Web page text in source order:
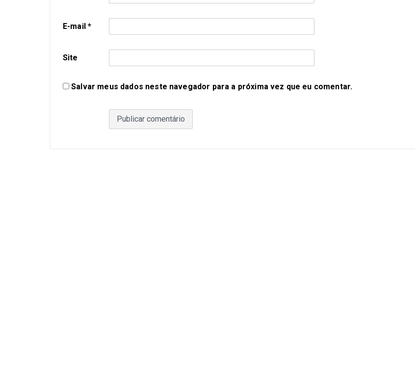
E-mail*
Site
Salvar meus dados neste navegador para a próxima vez que eu comentar.